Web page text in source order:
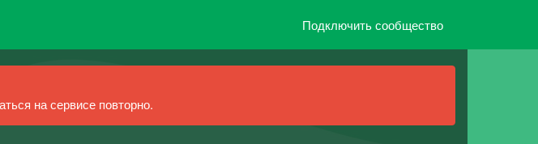
Подключить сообщество
на сервисе повторно.